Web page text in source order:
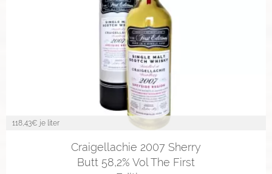
118,43€ je liter
Craigellachie 2007 Sherry
Butt 58,2% Vol The First